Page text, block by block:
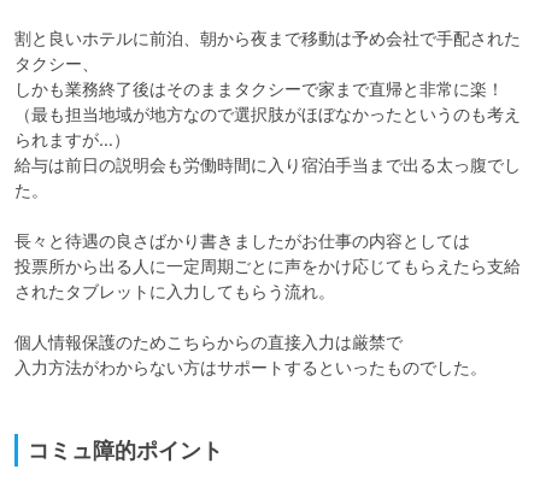
割と良いホテルに前泊、朝から夜まで移動は予め会社で手配された
タクシー、
しかも業務終了後はそのままタクシーで家まで直帰と非常に楽！
（最も担当地域が地方なので選択肢がほぼなかったというのも考え
られますが…）
給与は前日の説明会も労働時間に入り宿泊手当まで出る太っ腹でし
た。
長々と待遇の良さばかり書きましたがお仕事の内容としては
投票所から出る人に一定周期ごとに声をかけ応じてもらえたら支給
されたタブレットに入力してもらう流れ。
個人情報保護のためこちらからの直接入力は厳禁で
入力方法がわからない方はサポートするといったものでした。
コミュ障的ポイント